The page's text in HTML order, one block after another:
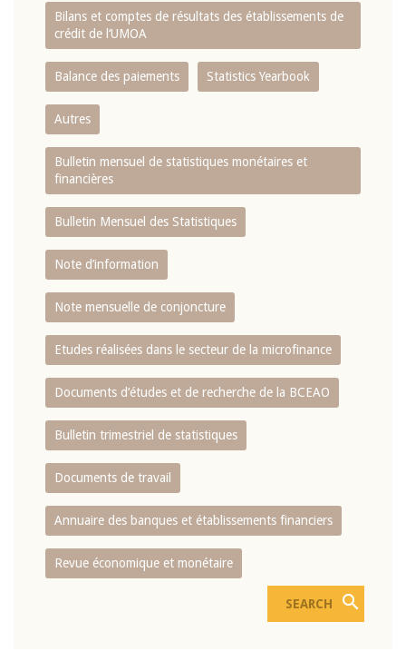
Bilans et comptes de résultats des établissements de
crédit de l‘UMOA
Balance des paiements Statistics Yearbook
Autres
Bulletin mensuel de statistiques monétaires et
financières
Bulletin Mensuel des Statistiques
Note d’information
Note mensuelle de conjoncture
Etudes réalisées dans le secteur de la microfinance
Documents d’études et de recherche de la BCEAO
Bulletin trimestriel de statistiques
Documents de travail
Annuaire des banques et établissements financiers
Revue économique et monétaire